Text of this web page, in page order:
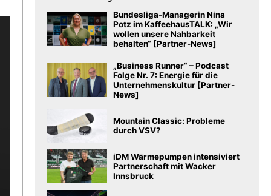
Bundesliga-Managerin Nina
Potz im KaffeehausTALK: „Wir
wollen unsere Nahbarkeit
behalten“ [Partner-News]
„Business Runner“ – Podcast
Folge Nr. 7: Energie für die
Unternehmenskultur [Partner-
News]
Mountain Classic: Probleme
durch VSV?
iDM Wärmepumpen intensiviert
Partnerschaft mit Wacker
Innsbruck